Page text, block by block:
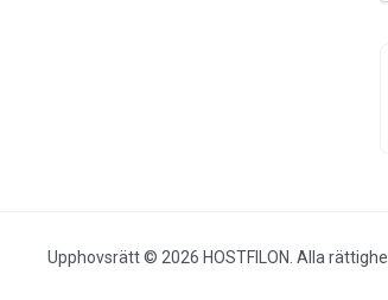
Upphovsrätt © 2026 HOSTFILON. Alla